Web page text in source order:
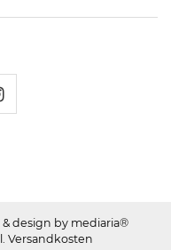
design by mediaria®
Versandkosten